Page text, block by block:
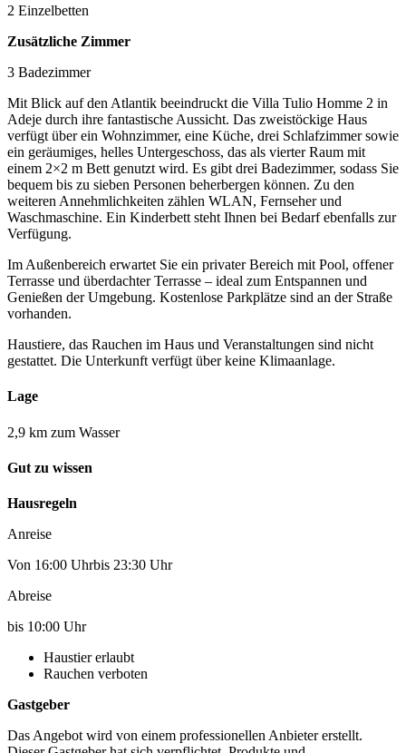
2 Einzelbetten
Zusätzliche Zimmer
3 Badezimmer
Mit Blick auf den Atlantik beeindruckt die Villa Tulio Homme 2 in
Adeje durch ihre fantastische Aussicht. Das zweistöckige Haus
verfügt über ein Wohnzimmer, eine Küche, drei Schlafzimmer sowie
ein geräumiges, helles Untergeschoss, das als vierter Raum mit
einem 2×2 m Bett genutzt wird. Es gibt drei Badezimmer, sodass Sie
bequem bis zu sieben Personen beherbergen können. Zu den
weiteren Annehmlichkeiten zählen WLAN, Fernseher und
Waschmaschine. Ein Kinderbett steht Ihnen bei Bedarf ebenfalls zur
Verfügung.
Im Außenbereich erwartet Sie ein privater Bereich mit Pool, offener
Terrasse und überdachter Terrasse – ideal zum Entspannen und
Genießen der Umgebung. Kostenlose Parkplätze sind an der Straße
vorhanden.
Haustiere, das Rauchen im Haus und Veranstaltungen sind nicht
gestattet. Die Unterkunft verfügt über keine Klimaanlage.
Lage
2,9 km zum Wasser
Gut zu wissen
Hausregeln
Anreise
Von 16:00 Uhrbis 23:30 Uhr
Abreise
bis 10:00 Uhr
Haustier erlaubt
Rauchen verboten
Gastgeber
Das Angebot wird von einem professionellen Anbieter erstellt.